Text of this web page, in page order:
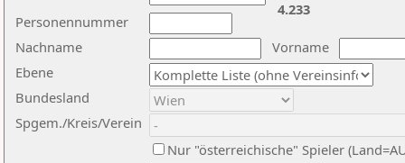
Nachname
Vorname
Ebene
Personennummer
Bundesland
Spgem./Kreis/Verein
Nur "österreichische" Spieler
4.233